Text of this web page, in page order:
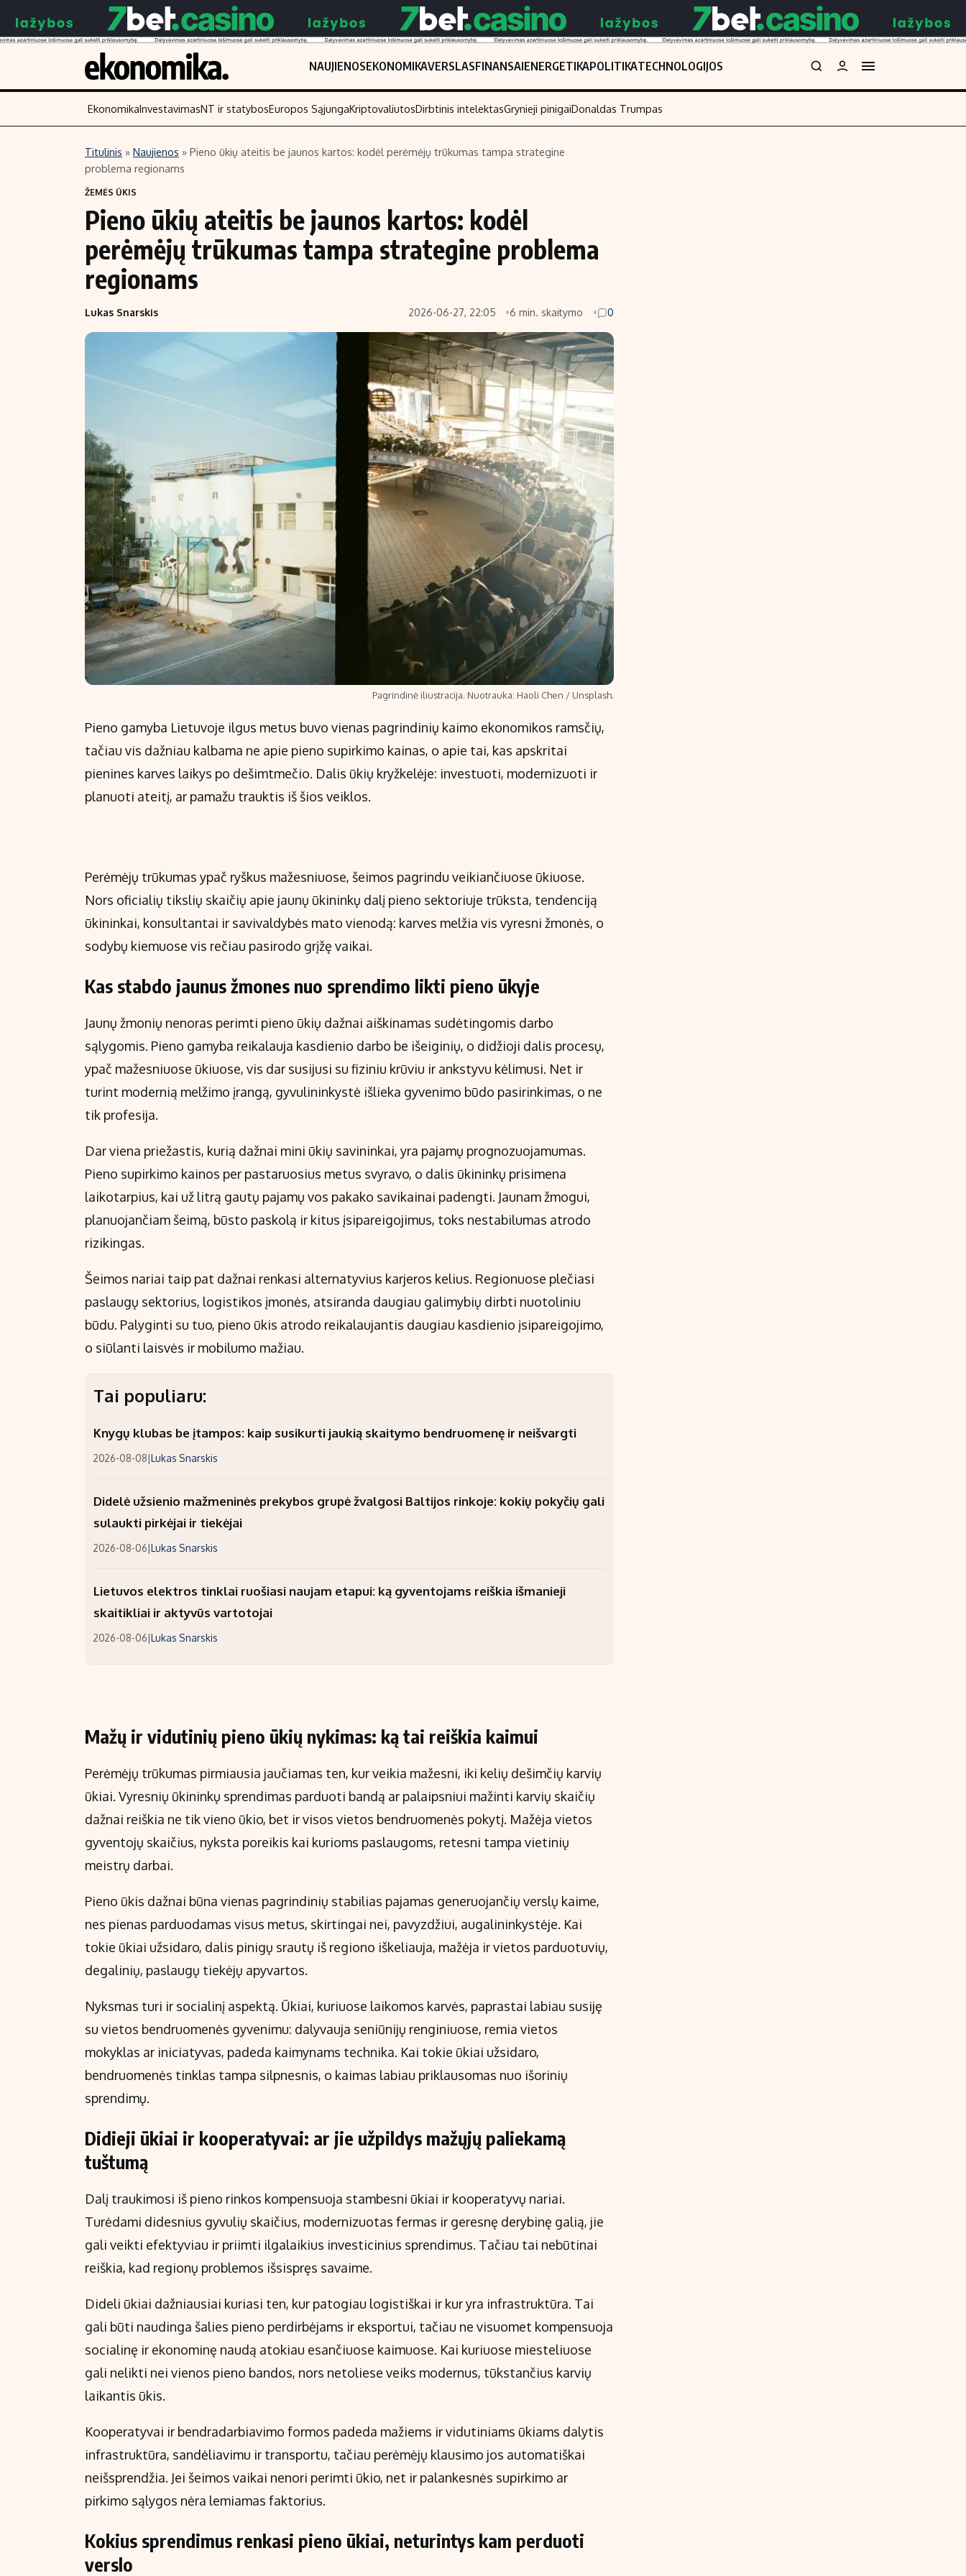
NAUJIENOSEKONOMIKAVERSLASFINANSAIENERGETIKAPOLITIKATECHNOLOGIJOS
Turinys
Naujienos
Aplinka
Verslas
Energetika
Ekonomika
Politika
NT ir statybos
Įmonės
Žemės ūkis
Akcijų rinka
Saulės elektrinės
Kriptovaliutos
Migracija
Indėlių skaičiuoklė
EkonomikaInvestavimasNT ir statybosEuropos SąjungaKriptovaliutosDirbtinis intelektasGrynieji pinigaiDonaldas Trumpas
Titulinis » Naujienos » Pieno ūkių ateitis be jaunos kartos: kodėl perėmėjų trūkumas tampa strategine
problema regionams
ŽEMĖS ŪKIS
Pieno ūkių ateitis be jaunos kartos: kodėl
perėmėjų trūkumas tampa strategine problema
regionams
Lukas Snarskis 2026-06-27, 22:05 6 min. skaitymo 0
Pagrindinė iliustracija. Nuotrauka: Haoli Chen / Unsplash.
Pieno gamyba Lietuvoje ilgus metus buvo vienas pagrindinių kaimo ekonomikos ramsčių,
tačiau vis dažniau kalbama ne apie pieno supirkimo kainas, o apie tai, kas apskritai
pienines karves laikys po dešimtmečio. Dalis ūkių kryžkelėje: investuoti, modernizuoti ir
planuoti ateitį, ar pamažu trauktis iš šios veiklos.
Perėmėjų trūkumas ypač ryškus mažesniuose, šeimos pagrindu veikiančiuose ūkiuose.
Nors oficialių tikslių skaičių apie jaunų ūkininkų dalį pieno sektoriuje trūksta, tendenciją
ūkininkai, konsultantai ir savivaldybės mato vienodą: karves melžia vis vyresni žmonės, o
sodybų kiemuose vis rečiau pasirodo grįžę vaikai.
Kas stabdo jaunus žmones nuo sprendimo likti pieno ūkyje
Jaunų žmonių nenoras perimti pieno ūkių dažnai aiškinamas sudėtingomis darbo
sąlygomis. Pieno gamyba reikalauja kasdienio darbo be išeiginių, o didžioji dalis procesų,
ypač mažesniuose ūkiuose, vis dar susijusi su fiziniu krūviu ir ankstyvu kėlimusi. Net ir
turint modernią melžimo įrangą, gyvulininkystė išlieka gyvenimo būdo pasirinkimas, o ne
tik profesija.
Dar viena priežastis, kurią dažnai mini ūkių savininkai, yra pajamų prognozuojamumas.
Pieno supirkimo kainos per pastaruosius metus svyravo, o dalis ūkininkų prisimena
laikotarpius, kai už litrą gautų pajamų vos pakako savikainai padengti. Jaunam žmogui,
planuojančiam šeimą, būsto paskolą ir kitus įsipareigojimus, toks nestabilumas atrodo
rizikingas.
Šeimos nariai taip pat dažnai renkasi alternatyvius karjeros kelius. Regionuose plečiasi
paslaugų sektorius, logistikos įmonės, atsiranda daugiau galimybių dirbti nuotoliniu
būdu. Palyginti su tuo, pieno ūkis atrodo reikalaujantis daugiau kasdienio įsipareigojimo,
o siūlanti laisvės ir mobilumo mažiau.
Tai populiaru:
Knygų klubas be įtampos: kaip susikurti jaukią skaitymo bendruomenę ir neišvargti
2026-08-08|Lukas Snarskis
Didelė užsienio mažmeninės prekybos grupė žvalgosi Baltijos rinkoje: kokių pokyčių gali
sulaukti pirkėjai ir tiekėjai
2026-08-06|Lukas Snarskis
Lietuvos elektros tinklai ruošiasi naujam etapui: ką gyventojams reiškia išmanieji
skaitikliai ir aktyvūs vartotojai
2026-08-06|Lukas Snarskis
Mažų ir vidutinių pieno ūkių nykimas: ką tai reiškia kaimui
Perėmėjų trūkumas pirmiausia jaučiamas ten, kur veikia mažesni, iki kelių dešimčių karvių
ūkiai. Vyresnių ūkininkų sprendimas parduoti bandą ar palaipsniui mažinti karvių skaičių
dažnai reiškia ne tik vieno ūkio, bet ir visos vietos bendruomenės pokytį. Mažėja vietos
gyventojų skaičius, nyksta poreikis kai kurioms paslaugoms, retesni tampa vietinių
meistrų darbai.
Pieno ūkis dažnai būna vienas pagrindinių stabilias pajamas generuojančių verslų kaime,
nes pienas parduodamas visus metus, skirtingai nei, pavyzdžiui, augalininkystėje. Kai
tokie ūkiai užsidaro, dalis pinigų srautų iš regiono iškeliauja, mažėja ir vietos parduotuvių,
degalinių, paslaugų tiekėjų apyvartos.
Nyksmas turi ir socialinį aspektą. Ūkiai, kuriuose laikomos karvės, paprastai labiau susiję
su vietos bendruomenės gyvenimu: dalyvauja seniūnijų renginiuose, remia vietos
mokyklas ar iniciatyvas, padeda kaimynams technika. Kai tokie ūkiai užsidaro,
bendruomenės tinklas tampa silpnesnis, o kaimas labiau priklausomas nuo išorinių
sprendimų.
Didieji ūkiai ir kooperatyvai: ar jie užpildys mažųjų paliekamą
tuštumą
Dalį traukimosi iš pieno rinkos kompensuoja stambesni ūkiai ir kooperatyvų nariai.
Turėdami didesnius gyvulių skaičius, modernizuotas fermas ir geresnę derybinę galią, jie
gali veikti efektyviau ir priimti ilgalaikius investicinius sprendimus. Tačiau tai nebūtinai
reiškia, kad regionų problemos išsispręs savaime.
Dideli ūkiai dažniausiai kuriasi ten, kur patogiau logistiškai ir kur yra infrastruktūra. Tai
gali būti naudinga šalies pieno perdirbėjams ir eksportui, tačiau ne visuomet kompensuoja
socialinę ir ekonominę naudą atokiau esančiuose kaimuose. Kai kuriuose miesteliuose
gali nelikti nei vienos pieno bandos, nors netoliese veiks modernus, tūkstančius karvių
laikantis ūkis.
Kooperatyvai ir bendradarbiavimo formos padeda mažiems ir vidutiniams ūkiams dalytis
infrastruktūra, sandėliavimu ir transportu, tačiau perėmėjų klausimo jos automatiškai
neišsprendžia. Jei šeimos vaikai nenori perimti ūkio, net ir palankesnės supirkimo ar
pirkimo sąlygos nėra lemiamas faktorius.
Kokius sprendimus renkasi pieno ūkiai, neturintys kam perduoti
verslo